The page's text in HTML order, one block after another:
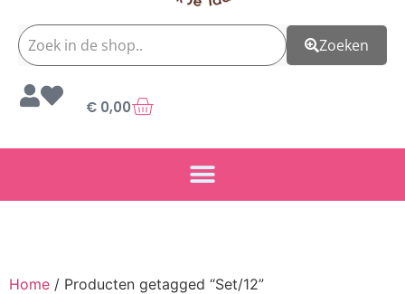
Zoeken
€ 0,00
Home / Producten getagged “Set/12”